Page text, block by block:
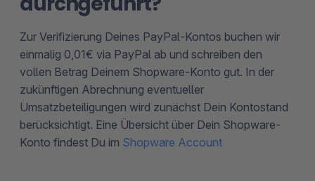
Zur Verifizierung Deines PayPal-Kontos buchen wir
einmalig 0,01€ via PayPal ab und schreiben den
vollen Betrag Deinem Shopware-Konto gut. In der
zukünftigen Abrechnung eventueller
Umsatzbeteiligungen wird zunächst Dein Kontostand
berücksichtigt. Eine Übersicht über Dein Shopware-
Konto findest Du im Shopware Account